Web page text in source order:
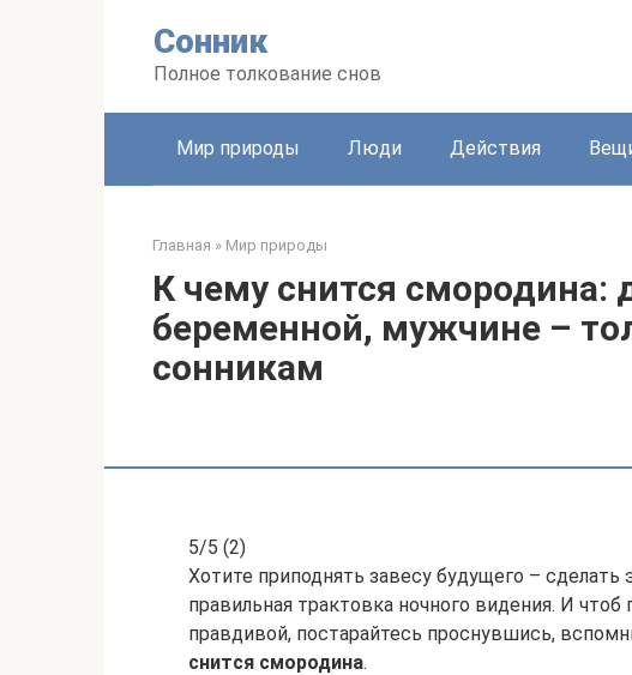
Сонник
Полное толкование снов
Мир природы Люди Действия
Главная » Мир природы
К чему снится
беременной, мужчине –
сонникам
5/5 (2)
Хотите приподнять завесу будущего –
правильная трактовка ночного видения. И
правдивой, постарайтесь проснувшись,
снится смородина.